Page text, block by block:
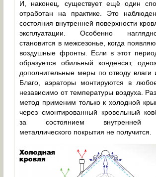
И, наконец, существует ещё один
отработан на практике. Это
состояния внутренней поверхности
эксплуатации. Особенно
становится в межсезонье, когда
воздушные фронты. Если в этот
образуется обильный конденсат,
дополнительные меры по отводу влаги
Благо, аэраторы монтируются в
независимо от температуры воздуха.
метод применим только к холодной
через смонтированный кровельный
за состоянием внутренней
металлического покрытия не получится.